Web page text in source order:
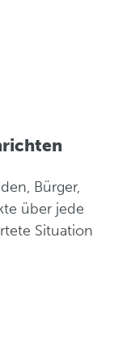
Bürger,
über jede
Situation